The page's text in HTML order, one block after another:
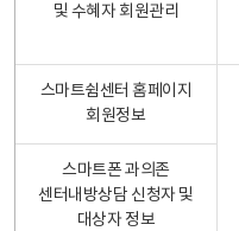
및 수혜자 회원관리
스마트쉼센터 홈페이지
회원정보
스마트폰 과의존
센터내방상담 신청자 및
대상자 정보